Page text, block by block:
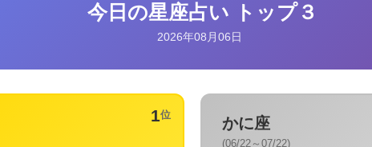
今日の星座占い トップ３
2026年08月06日
1位 かに座
(06/22～07/22)